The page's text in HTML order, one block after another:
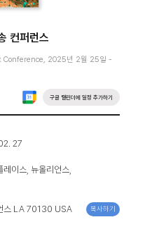
컨퍼런스
Conference, 2025년 2월 25일 -
구글 캘린더에 일정 추가하기
27
이스, 뉴올리언스,
스 LA 70130 USA 복사하기